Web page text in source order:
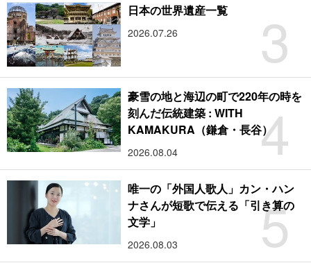
3
日本の世界遺産一覧
2026.07.26
4
豪雪の地と海辺の町で220年の時を
刻んだ伝統建築 : WITH
KAMAKURA（鎌倉・長谷）
2026.08.04
5
唯一の「外国人歌人」カン・ハン
ナさんが短歌で伝える「引き算の
文学」
2026.08.03